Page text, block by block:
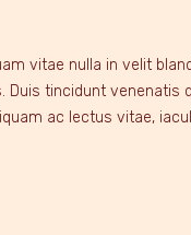
vitae nulla in velit
tincidunt venenatis
ac lectus vitae,